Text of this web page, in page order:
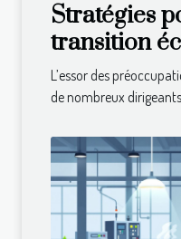
Stratégies
transition
dans votre
L’essor des
de nombreux